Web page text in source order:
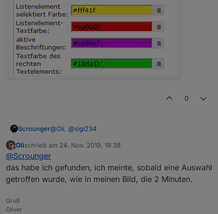
0
Scrounger@Oli @sigi234
O
Offline
Olischrieb am 24. Nov. 2019, 19:38
zuletzt editiert von
@Scrounger
das habe ich gefunden, ich meinte, sobald eine Auswahl
getroffen wurde, wie in meinen Bild, die 2 Minuten.
Gruß
Oliver